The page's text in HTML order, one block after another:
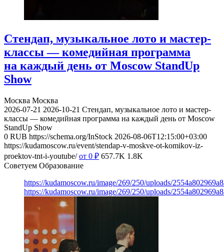
Стендап, музыкальное лото и мастер-
классы — комедийная программа
на каждый день от Moscow StandUp
Show
Москва Москва
2026-07-21 2026-10-21 Стендап, музыкальное лото и мастер-
классы — комедийная программа на каждый день от Moscow
StandUp Show
0 RUB https://schema.org/InStock 2026-08-06T12:15:00+03:00
https://kudamoscow.ru/event/stendap-v-moskve-ot-komikov-iz-
proektov-tnt-i-youtube/ от 0 ₽ 657.7K 1.8K
Советуем Образование
https://kudamoscow.ru/image/269/250/uploads/
https://kudamoscow.ru/image/269/250/uploads/